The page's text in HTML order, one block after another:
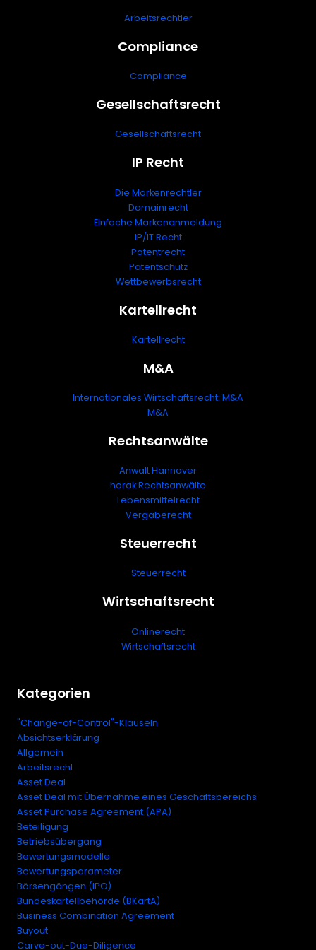
Arbeitsrechtler
Compliance
Compliance
Gesellschaftsrecht
Gesellschaftsrecht
IP Recht
Die Markenrechtler
Domainrecht
Einfache Markenanmeldung
IP/IT Recht
Patentrecht
Patentschutz
Wettbewerbsrecht
Kartellrecht
Kartellrecht
M&A
Internationales Wirtschaftsrecht: M&A
M&A
Rechtsanwälte
Anwalt Hannover
horak Rechtsanwälte
Lebensmittelrecht
Vergaberecht
Steuerrecht
Steuerrecht
Wirtschaftsrecht
Onlinerecht
Wirtschaftsrecht
Kategorien
"Change-of-Control"-Klauseln
Absichtserklärung
Allgemein
Arbeitsrecht
Asset Deal
Asset Deal mit Übernahme eines Geschäftsbereichs
Asset Purchase Agreement (APA)
Beteiligung
Betriebsübergang
Bewertungsmodelle
Bewertungsparameter
Börsengängen (IPO)
Bundeskartellbehörde (BKartA)
Business Combination Agreement
Buyout
Carve-out-Due-Diligence